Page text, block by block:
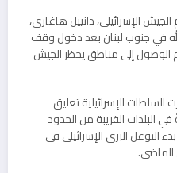
الإسرائيلي، دانييل هاغاري،
في جنوب لبنان بعد دخول وقف
الوصول إلى مناطق يحظر الجيش
السلطات الإسرائيلية تعليق
البلدات القريبة من الحدود
التوغل البري الإسرائيلي في